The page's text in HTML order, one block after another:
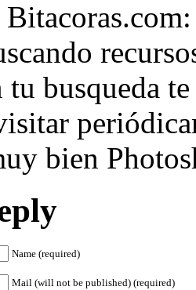
tu busqueda
bien
Name (required)
Mail (will not be published) (required)